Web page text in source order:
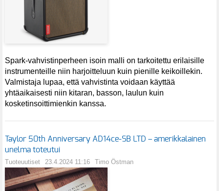
Spark-vahvistinperheen isoin malli on tarkoitettu erilaisille
instrumenteille niin harjoitteluun kuin pienille keikoillekin.
Valmistaja lupaa, että vahvistinta voidaan käyttää
yhtäaikaisesti niin kitaran, basson, laulun kuin
kosketinsoittimienkin kanssa.
Taylor 50th Anniversary AD14ce-SB LTD – amerikkalainen
unelma toteutui
Tuoteuutiset 23.4.2024 11:16 Timo Östman